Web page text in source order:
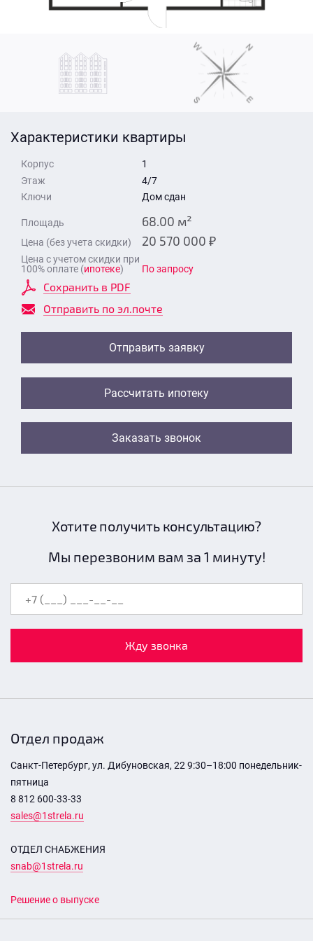
Характеристики квартиры
Корпус
1
Этаж
4/7
Ключи
Дом сдан
Площадь 68.00 м²
Цена (без учета скидки) 20 570 000 ₽
Цена с учетом скидки при
100% оплате (ипотеке) По запросу
Сохранить в PDF
Отправить по эл.почте
Отправить заявку
Рассчитать ипотеку
Заказать звонок
Стоимость квартиры
Свои средства
Время для звонка
Отправить
Время для звонка
Отправить
Хотите получить консультацию?
Мы перезвоним вам за 1 минуту!
Жду звонка
Отдел продаж
Санкт-Петербург, ул. Дибуновская, 22 9:30–18:00 понедельник-
пятница
8 812 600-33-33
sales@1strela.ru
ОТДЕЛ СНАБЖЕНИЯ
snab@1strela.ru
Решение о выпуске